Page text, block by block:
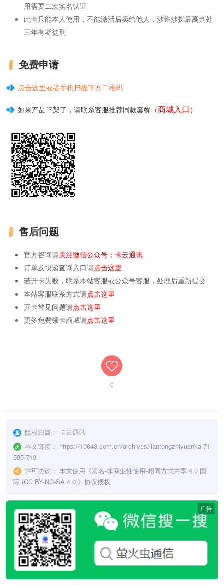
用需要二次实名认证
此卡只能本人使用，不能激活后卖给他人，涉诈涉扰最高判处
三年有期徒刑
免费申请
点击这里或者手机扫描下方二维码
如果产品下架了，请联系客服推荐同款套餐（商城入口 ）
售后问题
官方咨询请关注微信公众号：卡云通讯
订单及快递查询入口请点击这里
若开卡失败，联系本站客服或公众号客服，处理后重新提交
本站客服联系方式请点击这里
开卡常见问题请点击这里
更多免费领卡商城请点击这里
0
版权归属： 卡云通讯
本文链接： https://10043.com.cn/archives/liantongzhiyuanka-71
595-719
许可协议： 本文使用《署名-非商业性使用-相同方式共享 4.0 国
际 (CC BY-NC-SA 4.0)》协议授权
广告